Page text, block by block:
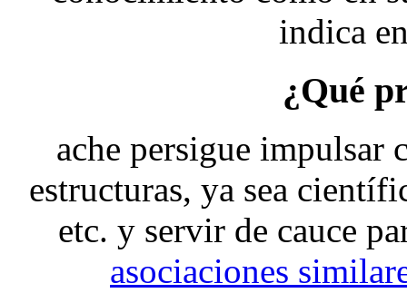
indica
¿Qué
ache persigue impulsar
estructuras, ya sea
etc. y servir de cauce
asociaciones